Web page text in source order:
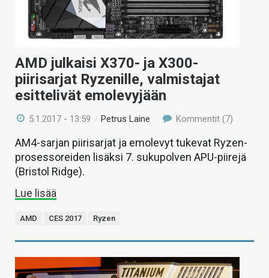
AMD julkaisi X370- ja X300-
piirisarjat Ryzenille, valmistajat
esittelivät emolevyjään
5.1.2017 - 13:59 /Petrus Laine Kommentit (7)
AM4-sarjan piirisarjat ja emolevyt tukevat Ryzen-
prosessoreiden lisäksi 7. sukupolven APU-piirejä
(Bristol Ridge).
Lue lisää
AMD CES 2017 Ryzen